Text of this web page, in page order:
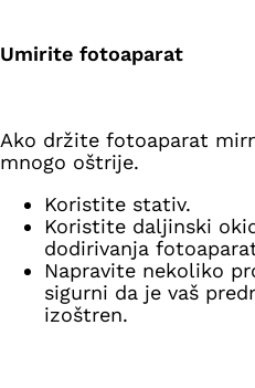
Umirite fotoaparat
Ako držite fotoaparat
mnogo oštrije.
Koristite stativ.
Koristite daljinski
dodirivanja
Napravite nekoliko
sigurni da je vaš
izoštren.